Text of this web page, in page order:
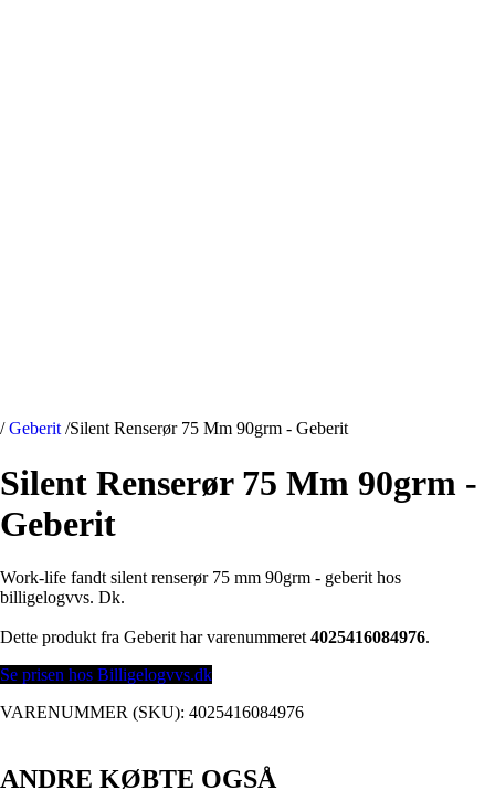
/ Geberit /Silent Renserør 75 Mm 90grm - Geberit
Silent Renserør 75 Mm 90grm -
Geberit
Work-life fandt silent renserør 75 mm 90grm - geberit hos
billigelogvvs. Dk.
Dette produkt fra Geberit har varenummeret 4025416084976.
Se prisen hos Billigelogvvs.dk
VARENUMMER (SKU): 4025416084976
ANDRE KØBTE OGSÅ